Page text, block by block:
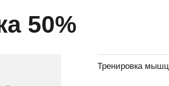
50%
Тренировка мышц